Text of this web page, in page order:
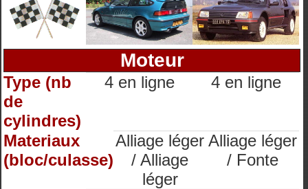
Moteur
Type (nb
de
cylindres)
4 en ligne 4 en ligne
Materiaux
(bloc/culasse)
Alliage léger
/ Alliage
léger
Alliage léger
/ Fonte